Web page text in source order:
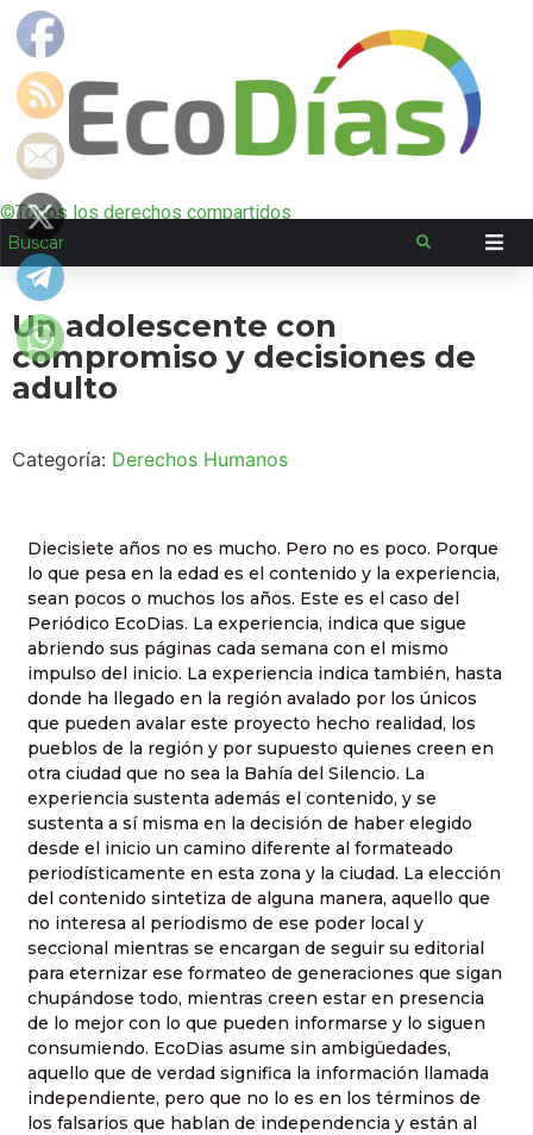
©Todos los derechos compartidos
Un adolescente con
compromiso y decisiones de
adulto
Categoría: Derechos Humanos
Diecisiete años no es mucho. Pero no es poco. Porque
lo que pesa en la edad es el contenido y la experiencia,
sean pocos o muchos los años. Este es el caso del
Periódico EcoDias. La experiencia, indica que sigue
abriendo sus páginas cada semana con el mismo
impulso del inicio. La experiencia indica también, hasta
donde ha llegado en la región avalado por los únicos
que pueden avalar este proyecto hecho realidad, los
pueblos de la región y por supuesto quienes creen en
otra ciudad que no sea la Bahía del Silencio. La
experiencia sustenta además el contenido, y se
sustenta a sí misma en la decisión de haber elegido
desde el inicio un camino diferente al formateado
periodísticamente en esta zona y la ciudad. La elección
del contenido sintetiza de alguna manera, aquello que
no interesa al periodismo de ese poder local y
seccional mientras se encargan de seguir su editorial
para eternizar ese formateo de generaciones que sigan
chupándose todo, mientras creen estar en presencia
de lo mejor con lo que pueden informarse y lo siguen
consumiendo. EcoDias asume sin ambigüedades,
aquello que de verdad significa la información llamada
independiente, pero que no lo es en los términos de
los falsarios que hablan de independencia y están al